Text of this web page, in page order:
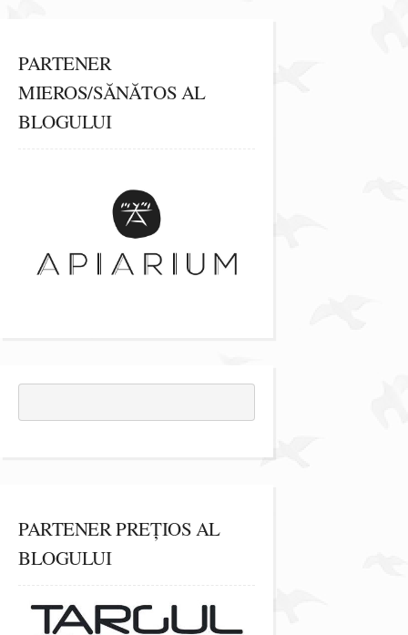
PARTENER
MIEROS/SĂNĂTOS AL
BLOGULUI
PARTENER PREȚIOS AL
BLOGULUI